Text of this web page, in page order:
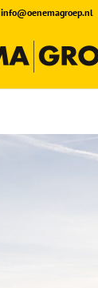
info@oenemagroep.nl